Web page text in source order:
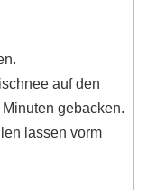
auf den
gebacken.
lassen vorm